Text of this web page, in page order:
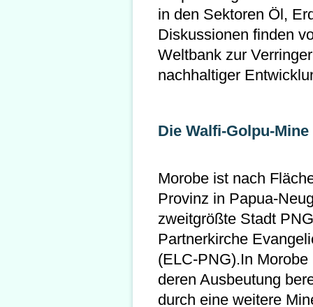
in den Sektoren Öl,
Diskussionen finden
Weltbank zur
nachhaltiger
Die Walfi-Golpu-Mine
Morobe ist nach
Provinz in Papua-
zweitgrößte Stadt
Partnerkirche
(ELC-PNG).In
deren Ausbeutung
durch eine weitere